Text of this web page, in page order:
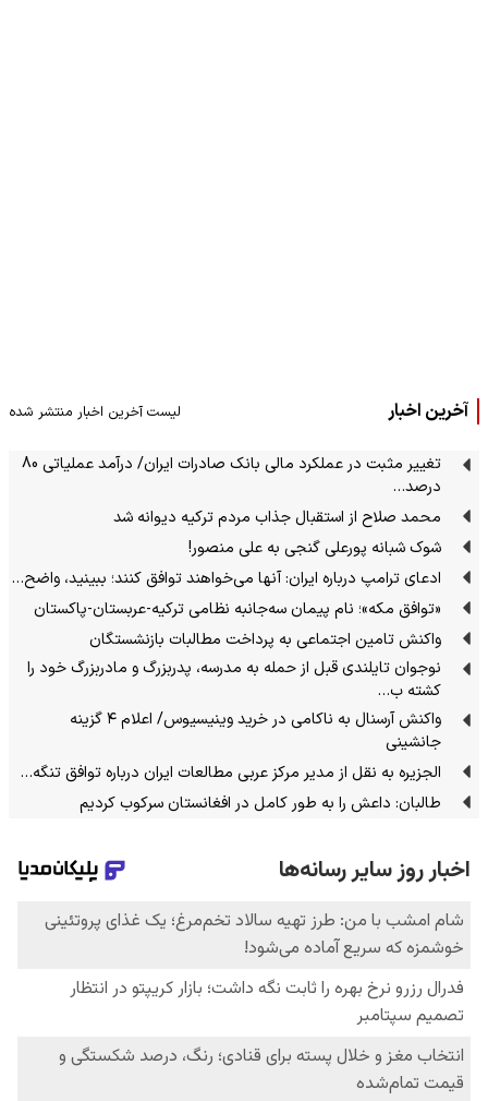
آخرین اخبار لیست آخرین اخبار منتشر شده
تغییر مثبت در عملکرد مالی بانک صادرات ایران/ درآمد عملیاتی 80
درصد…
محمد صلاح از استقبال جذاب مردم ترکیه دیوانه شد
شوک شبانه پورعلی گنجی به علی منصور!
ادعای ترامپ درباره ایران: آنها می‌خواهند توافق کنند؛ ببینید، واضح…
«توافق مکه»؛ نام پیمان سه‌جانبه نظامی ترکیه-عربستان-پاکستان
واکنش تامین اجتماعی به پرداخت مطالبات بازنشستگان
نوجوان تایلندی قبل از حمله به مدرسه، پدربزرگ و مادربزرگ خود را
کشته ب…
واکنش آرسنال به ناکامی در خرید وینیسیوس/ اعلام ۴ گزینه
جانشینی
الجزیره به نقل از مدیر مرکز عربی مطالعات ایران درباره توافق تنگه…
طالبان: داعش را به طور کامل در افغانستان سرکوب کردیم